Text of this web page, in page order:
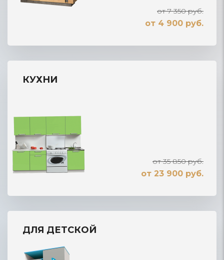
от 7 350 руб.
от 4 900 руб.
КУХНИ
от 35 850 руб.
от 23 900 руб.
ДЛЯ ДЕТСКОЙ